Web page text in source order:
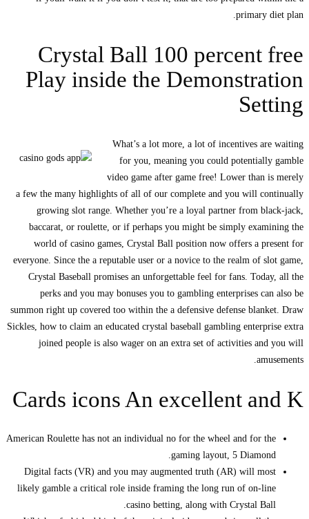
primary diet plan.
Crystal Ball 100 percent free
Play inside the Demonstration
Setting
What’s a lot more, a lot of incentives are waiting
for you, meaning you could potentially gamble
video game after game free! Lower than is merely
a few the many highlights of all of our complete and you will continually
growing slot range. Whether you’re a loyal partner from black-jack,
baccarat, or roulette, or if perhaps you might be simply examining the
world of casino games, Crystal Ball position now offers a present for
everyone. Since the a reputable user or a novice to the realm of slot game,
Crystal Baseball promises an unforgettable feel for fans. Today, all the
perks and you may bonuses you to gambling enterprises can also be
summon right up covered too within the a defensive defense blanket. Draw
Sickles, how to claim an educated crystal baseball gambling enterprise extra
joined people is also wager on an extra set of activities and you will
amusements.
Cards icons An excellent and K
American Roulette has not an individual no for the wheel and for the
gaming layout, 5 Diamond.
Digital facts (VR) and you may augmented truth (AR) will most
likely gamble a critical role inside framing the long run of on-line
casino betting, along with Crystal Ball.